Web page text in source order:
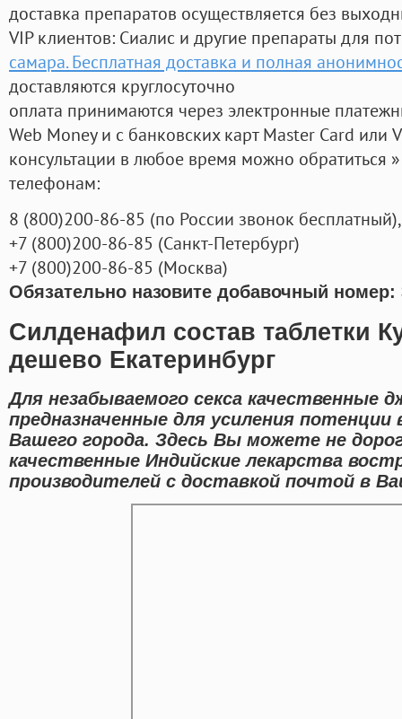
доставка препаратов осуществляется без
VIP клиентов: Сиалис и другие препараты для
самара. Бесплатная доставка и полная
доставляются круглосуточно
оплата принимаются через электронные
Web Money и с банковских карт Master Card или
консультации в любое время можно обратиться
телефонам:
8 (800)200-86-85 (по России звонок бесплатный),
+7 (800)200-86-85 (Санкт-Петербург)
+7 (800)200-86-85 (Москва)
Обязательно назовите добавочный номер:
Силденафил состав таблетки
дешево Екатеринбург
Для незабываемого секса качественные
предназначенные для усиления потенции
Вашего города. Здесь Вы можете не
качественные Индийские лекарства
производителей с доставкой почтой в